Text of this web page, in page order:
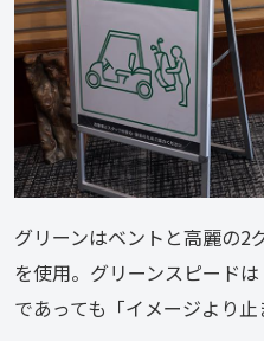
グリーンはベントと高麗の2
を使用。グリーンスピード
であっても「イメージより止